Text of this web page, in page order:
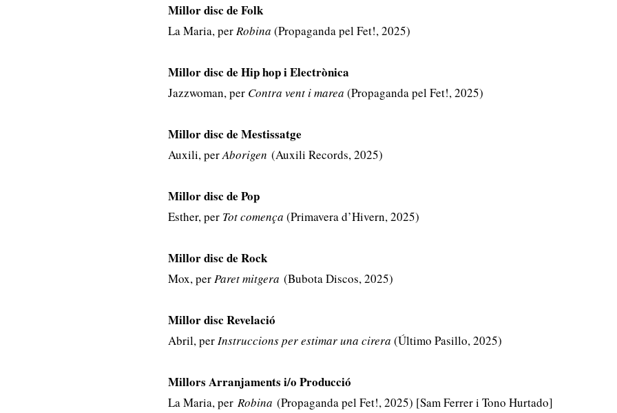
Millor disc de Folk
La Maria, perRobina (Propaganda pel Fet!, 2025)
Millor disc de Hip hop i Electrònica
Jazzwoman, per Contra vent i marea (Propaganda pel Fet!, 2025)
Millor disc de Mestissatge
Auxili, perAborigen(Auxili Records, 2025)
Millor disc de Pop
Esther, per Tot comença(Primavera d’Hivern, 2025)
Millor disc de Rock
Mox, perParet mitgera (Bubota Discos, 2025)
Millor disc Revelació
Abril, perInstruccions per estimar una cirera(Último Pasillo, 2025)
Millors Arranjaments i/o Producció
La Maria, perRobina (Propaganda pel Fet!, 2025) [Sam Ferrer i Tono Hurtado]